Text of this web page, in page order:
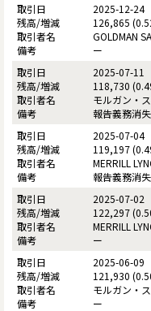
2025-12-24
126,865
GOLDMAN
ー
2025-07-11
118,730
モルガン・
報告義務消失
2025-07-04
119,197
MERRILL
報告義務消失
2025-07-02
122,297
MERRILL
ー
2025-06-09
121,930
モルガン・
ー